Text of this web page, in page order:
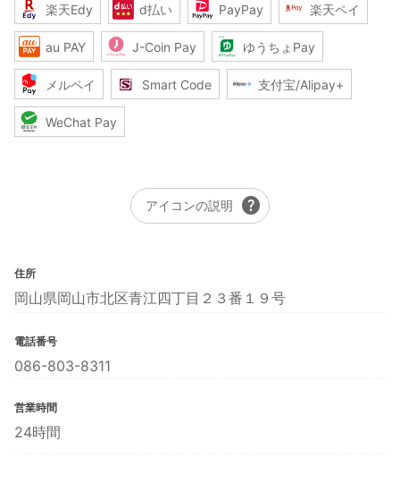
楽天Edy d払い PayPay 楽天ペイ
au PAY J-Coin Pay ゆうちょPay
メルペイ Smart Code 支付宝/Alipay+
WeChat Pay
アイコンの説明 help
住所
岡山県岡山市北区青江四丁目２３番１９号
電話番号
086-803-8311
営業時間
24時間